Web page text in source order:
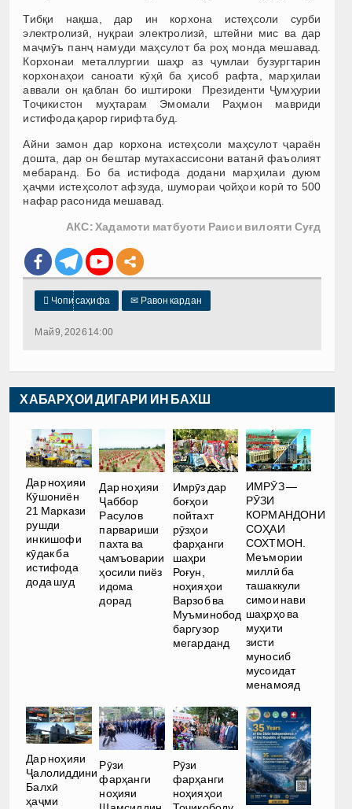
Тибқи нақша, дар ин корхона истеҳсоли сурби
электролизӣ, нуқраи электролизӣ, штейни мис ва дар
маҷмӯъ панҷ намуди маҳсулот ба роҳ монда мешавад.
Корхонаи металлургии шаҳр аз ҷумлаи бузургтарин
корхонаҳои саноати кӯҳӣ ба ҳисоб рафта, марҳилаи
аввали он қаблан бо иштироки Президенти Ҷумҳурии
Тоҷикистон муҳтарам Эмомали Раҳмон мавриди
истифода қарор гирифта буд.
Айни замон дар корхона истеҳсоли маҳсулот ҷараён
дошта, дар он бештар мутахассисони ватанӣ фаъолият
мебаранд. Бо ба истифода додани марҳилаи дуюм
ҳаҷми истеҳсолот афзуда, шумораи ҷойҳои корӣ то 500
нафар расонида мешавад.
АКС: Хадамоти матбуоти Раиси вилояти Суғд
 Чопи саҳифа ✉ Равон кардан
Май 9, 2026 14:00
ХАБАРҲОИ ДИГАРИ ИН БАХШ
Дар ноҳияи
Кӯшониён
21 Маркази
рушди
инкишофи
кӯдак ба
истифода
дода шуд
Дар ноҳияи
Ҷаббор
Расулов
парвариши
пахта ва
ҷамъоварии
ҳосили пиёз
идома
дорад
Имрӯз дар
боғҳои
пойтахт
рӯзҳои
фарҳанги
шаҳри
Роғун,
ноҳияҳои
Варзоб ва
Муъминобод
баргузор
мегарданд
ИМРӮЗ —
РӮЗИ
КОРМАНДОНИ
СОҲАИ
СОХТМОН.
Меъмории
миллӣ ба
ташаккули
симои нави
шаҳрҳо ва
муҳити
зисти
муносиб
мусоидат
менамояд
Дар ноҳияи
Ҷалолиддини
Балхӣ
ҳаҷми
Рӯзи
фарҳанги
ноҳияи
Рӯзи
фарҳанги
ноҳияҳои